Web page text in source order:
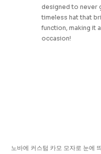
designed to never
timeless hat that
function, making it
occasion!
노바에 커스텀 카모 모자로 눈에